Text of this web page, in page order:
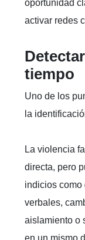
oportunidad
activar redes
tiempo
Uno de los
la
La violencia
directa, pero
indicios como
verbales,
aislamiento o
en un mismo